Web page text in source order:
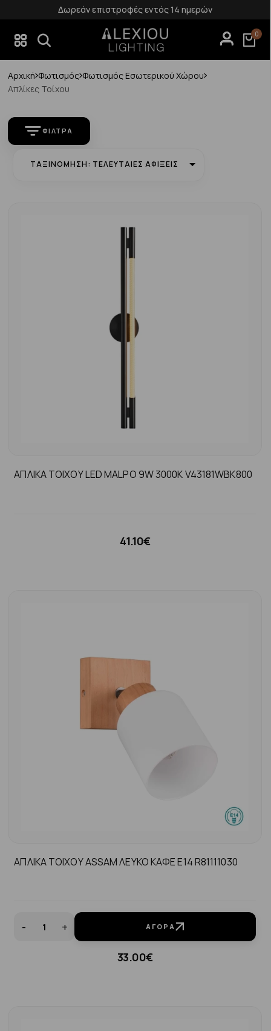
Δωρεάν επιστροφές εντός 14 ημερών
0
Αρχική Φωτισμός Φωτισμός Εσωτερικού Χώρου
Απλίκες Τοίχου
ΦΊΛΤΡΑ
ΤΑΞΙΝΌΜΗΣΗ: ΤΕΛΕΥΤΑΊΕΣ ΑΦΊΞΕΙΣ
ΑΠΛΙΚΑ ΤΟΙΧΟΥ LED MALPO 9W 3000K V43181WBK800
41.10€
ΑΠΛΙΚΑ ΤΟΙΧΟΥ ΑSSAM ΛΕΥΚΟ ΚΑΦΕ Ε14 R81111030
- + ΑΓΟΡΆ
33.00€